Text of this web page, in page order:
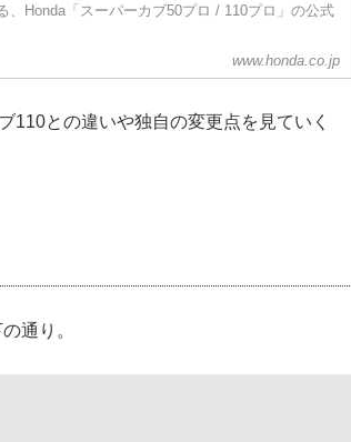
、Honda「スーパーカブ50プロ / 110プロ」の公式
www.honda.co.jp
110との違いや独自の変更点を見ていく
通り。